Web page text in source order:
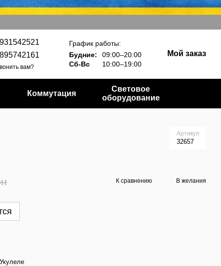
вам?
График работы:
Будние:
09:00–20:00
Сб-Вс
10:00–19:00
Мой заказ
Коммутация
Световое
оборудование
Артикул
32657
К сравнению В желания
Укулеле